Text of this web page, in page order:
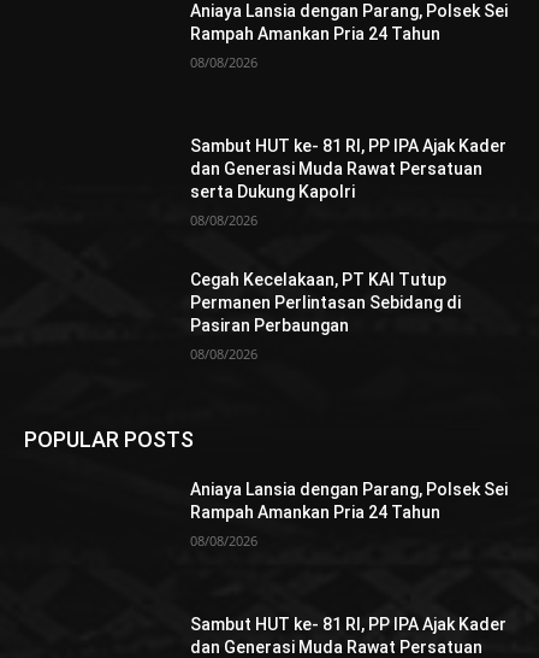
Aniaya Lansia dengan Parang, Polsek Sei
Rampah Amankan Pria 24 Tahun
08/08/2026
Sambut HUT ke- 81 RI, PP IPA Ajak Kader
dan Generasi Muda Rawat Persatuan
serta Dukung Kapolri
08/08/2026
Cegah Kecelakaan, PT KAI Tutup
Permanen Perlintasan Sebidang di
Pasiran Perbaungan
08/08/2026
POPULAR POSTS
Aniaya Lansia dengan Parang, Polsek Sei
Rampah Amankan Pria 24 Tahun
08/08/2026
Sambut HUT ke- 81 RI, PP IPA Ajak Kader
dan Generasi Muda Rawat Persatuan